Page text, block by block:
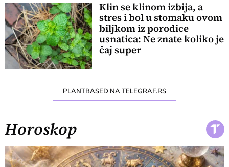
Klin se klinom izbija, a
stres i bol u stomaku ovom
biljkom iz porodice
usnatica: Ne znate koliko je
čaj super
PLANTBASED NA TELEGRAF.RS
Horoskop